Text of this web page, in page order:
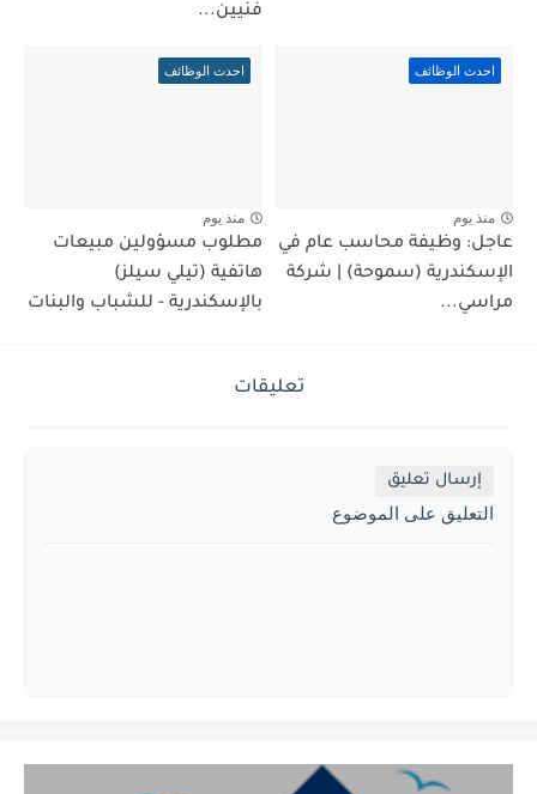
فنيين...
احدث الوظائف
منذ يوم
عاجل: وظيفة محاسب عام في
الإسكندرية (سموحة) | شركة
مراسي...
احدث الوظائف
منذ يوم
مطلوب مسؤولين مبيعات
هاتفية (تيلي سيلز)
بالإسكندرية - للشباب والبنات
تعليقات
إرسال تعليق
التعليق على الموضوع